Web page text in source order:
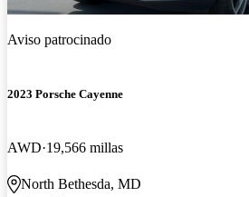
Aviso patrocinado
2023 Porsche Cayenne
AWD 19,566 millas
North Bethesda, MD